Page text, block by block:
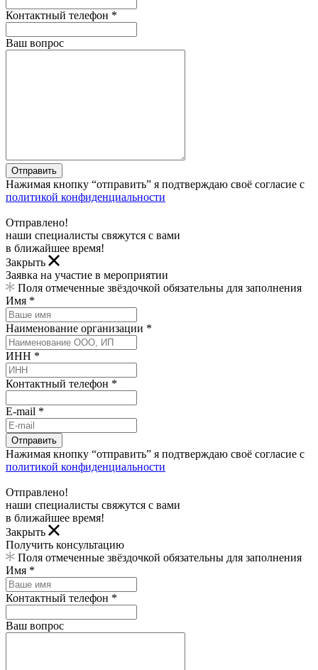
Контактный телефон *
Ваш вопрос
Отправить
Нажимая кнопку “отправить” я подтверждаю своё согласие с
политикой конфиденциальности
Отправлено!
наши специалисты свяжутся с вами
в ближайшее время!
Закрыть
Заявка на участие в мероприятии
Поля отмеченные звёздочкой обязательны для заполнения
Имя *
Наименование организации *
ИНН *
Контактный телефон *
E-mail *
Отправить
Нажимая кнопку “отправить” я подтверждаю своё согласие с
политикой конфиденциальности
Отправлено!
наши специалисты свяжутся с вами
в ближайшее время!
Закрыть
Получить консультацию
Поля отмеченные звёздочкой обязательны для заполнения
Имя *
Контактный телефон *
Ваш вопрос